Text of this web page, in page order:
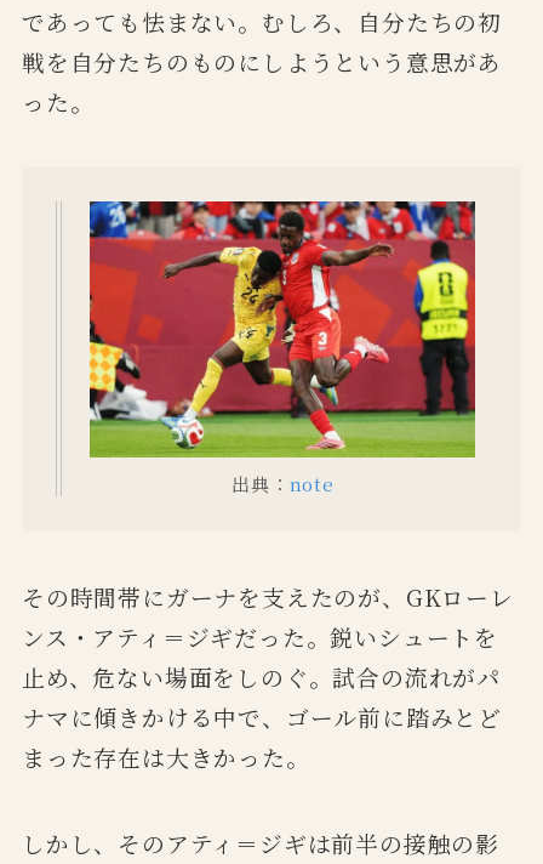
であっても怯まない。むしろ、自分たちの初
戦を自分たちのものにしようという意思があ
った。
出典： note
その時間帯にガーナを支えたのが、GKローレ
ンス・アティ＝ジギだった。鋭いシュートを
止め、危ない場面をしのぐ。試合の流れがパ
ナマに傾きかける中で、ゴール前に踏みとど
まった存在は大きかった。
しかし、そのアティ＝ジギは前半の接触の影